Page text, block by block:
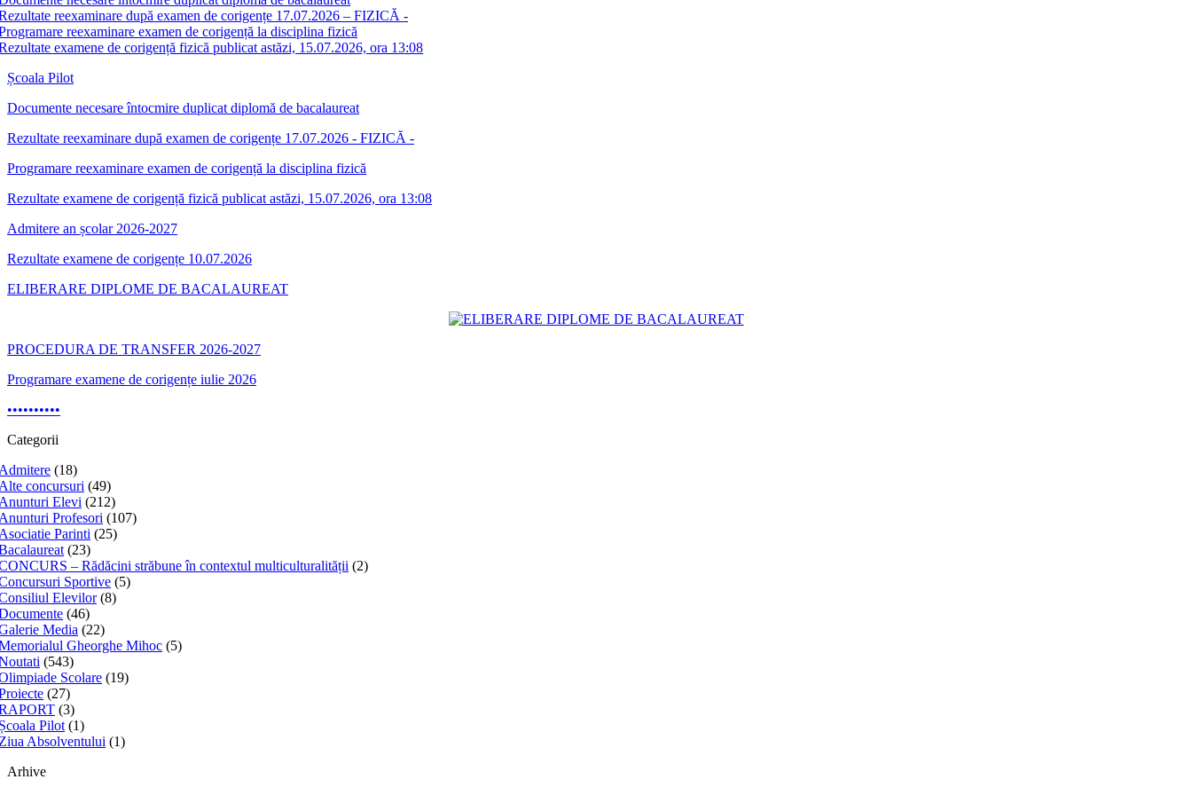
reexaminare după examen de corigențe 17.07.2026 – FIZICĂ -
reexaminare examen de corigență la disciplina fizică
examene de corigență fizică publicat astăzi, 15.07.2026, ora 13:08
Școala Pilot
Documente necesare întocmire duplicat diplomă de bacalaureat
Rezultate reexaminare după examen de corigențe 17.07.2026 - FIZICĂ -
Programare reexaminare examen de corigență la disciplina fizică
Rezultate examene de corigență fizică publicat astăzi, 15.07.2026, ora 13:08
Admitere an școlar 2026-2027
Rezultate examene de corigențe 10.07.2026
ELIBERARE DIPLOME DE BACALAUREAT
PROCEDURA DE TRANSFER 2026-2027
Programare examene de corigențe iulie 2026
••••••••••
Categorii
(18)
concursuri (49)
Elevi (212)
Profesori (107)
Parinti (25)
(23)
– Rădăcini străbune în contextul multiculturalității (2)
Sportive (5)
Elevilor(8)
(46)
Media (22)
Gheorghe Mihoc (5)
(543)
Scolare (19)
(27)
(3)
Pilot (1)
Absolventului (1)
Arhive